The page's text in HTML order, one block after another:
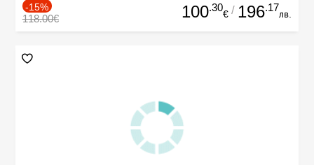
-15%
118.00€ 100.30
€ / 196.17
лв.